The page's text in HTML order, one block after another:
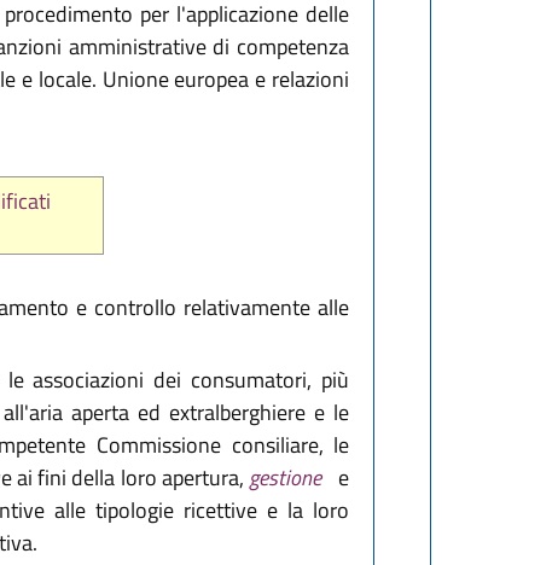
per l'applicazione delle
amministrative di competenza
e locale. Unione europea e relazioni
e controllo relativamente alle
associazioni dei consumatori, più
aperta ed extralberghiere e le
Commissione consiliare, le
ai fini della loro apertura,gestione e
alle tipologie ricettive e la loro